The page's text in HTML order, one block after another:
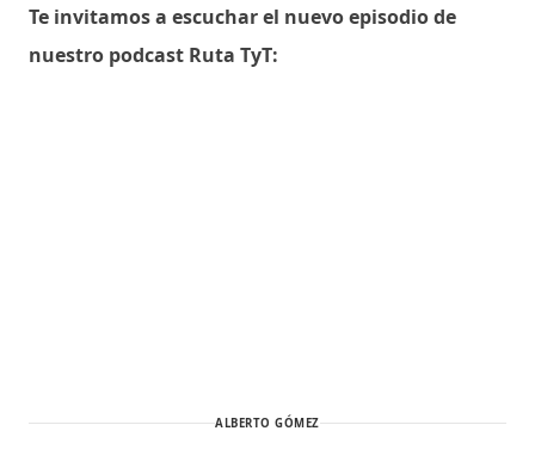
Te invitamos a escuchar el nuevo episodio de
nuestro podcast Ruta TyT:
ALBERTO GÓMEZ